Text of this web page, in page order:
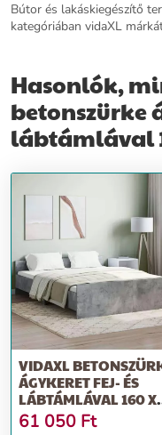
Bútor és lakáskiegészítő
kategóriában vidaXL
Hasonlók,
betonszürke
lábtámlával
VIDAXL
ÁGYKERET FEJ- ÉS
LÁBTÁMLÁVAL 160 X
200 CM
61 050 Ft